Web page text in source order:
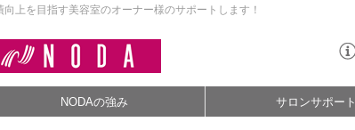
向上を目指す美容室のオーナー様のサポートします！
NODAの強み サロンサポート